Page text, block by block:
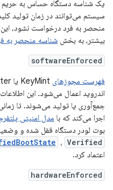
یک شناسه دستگاه حساس به
سیستم می‌توانند در زمان تولید
منحصر به فرد درخواست نشود،
بیشتر، به بخش شناسه منحصر به
softwareEnforced
فهرست مجوزهای
اندروید اعمال می‌شود. این
جمع‌آوری یا تولید می‌شوند. تا
اجرا می‌کند که با مدل امنیتی
بوت لودر دستگاه قفل شده و
، Verified
اعتماد کرد.
hardwareEnforced